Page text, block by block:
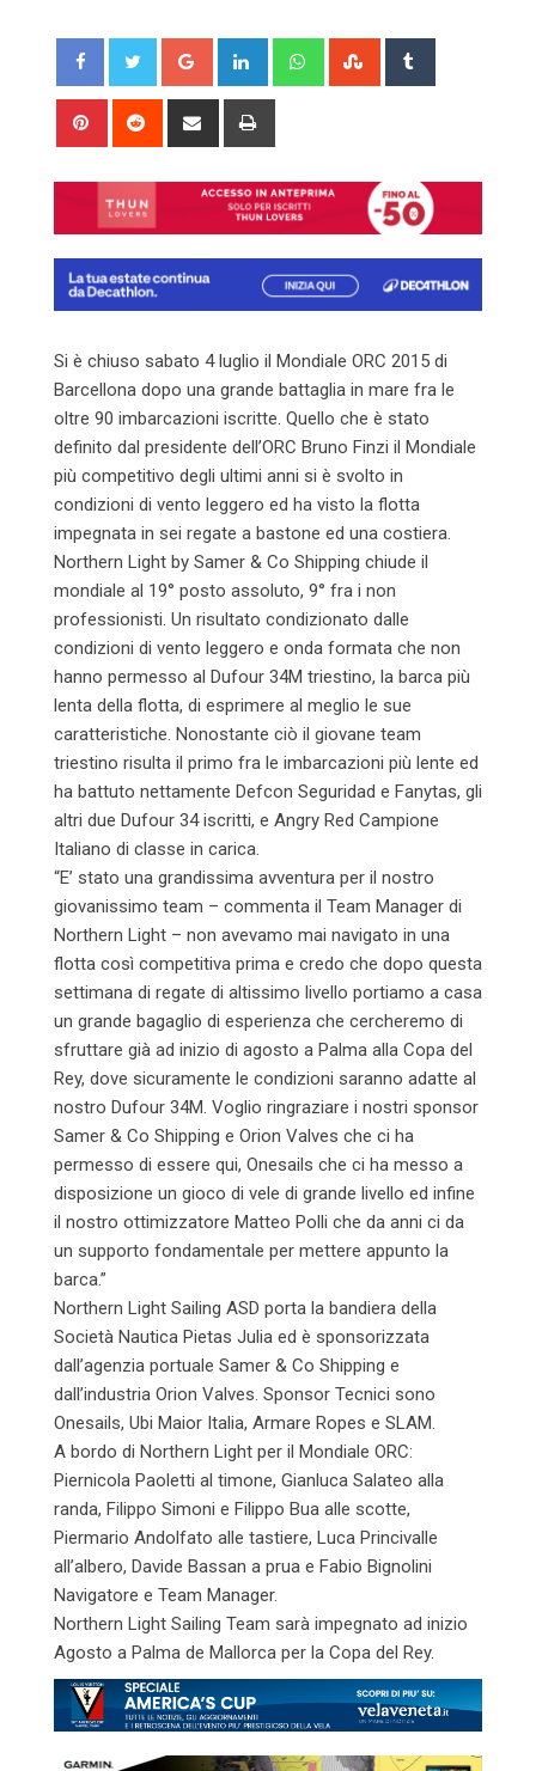
Google+ LinkedIn WhatsappStumbleUpon
Pinterest Reddit
Share
Si è chiuso sabato 4 luglio il Mondiale ORC 2015 di
Barcellona dopo una grande battaglia in mare fra le
oltre 90 imbarcazioni iscritte. Quello che è stato
definito dal presidente dell’ORC Bruno Finzi il Mondiale
più competitivo degli ultimi anni si è svolto in
condizioni di vento leggero ed ha visto la flotta
impegnata in sei regate a bastone ed una costiera.
Northern Light by Samer & Co Shipping chiude il
mondiale al 19° posto assoluto, 9° fra i non
professionisti. Un risultato condizionato dalle
condizioni di vento leggero e onda formata che non
hanno permesso al Dufour 34M triestino, la barca più
lenta della flotta, di esprimere al meglio le sue
caratteristiche. Nonostante ciò il giovane team
triestino risulta il primo fra le imbarcazioni più lente ed
ha battuto nettamente Defcon Seguridad e Fanytas, gli
altri due Dufour 34 iscritti, e Angry Red Campione
Italiano di classe in carica.
“E’ stato una grandissima avventura per il nostro
giovanissimo team – commenta il Team Manager di
Northern Light – non avevamo mai navigato in una
flotta così competitiva prima e credo che dopo questa
settimana di regate di altissimo livello portiamo a casa
un grande bagaglio di esperienza che cercheremo di
sfruttare già ad inizio di agosto a Palma alla Copa del
Rey, dove sicuramente le condizioni saranno adatte al
nostro Dufour 34M. Voglio ringraziare i nostri sponsor
Samer & Co Shipping e Orion Valves che ci ha
permesso di essere qui, Onesails che ci ha messo a
disposizione un gioco di vele di grande livello ed infine
il nostro ottimizzatore Matteo Polli che da anni ci da
un supporto fondamentale per mettere appunto la
barca.”
Northern Light Sailing ASD porta la bandiera della
Società Nautica Pietas Julia ed è sponsorizzata
dall’agenzia portuale Samer & Co Shipping e
dall’industria Orion Valves. Sponsor Tecnici sono
Onesails, Ubi Maior Italia, Armare Ropes e SLAM.
A bordo di Northern Light per il Mondiale ORC:
Piernicola Paoletti al timone, Gianluca Salateo alla
randa, Filippo Simoni e Filippo Bua alle scotte,
Piermario Andolfato alle tastiere, Luca Princivalle
all’albero, Davide Bassan a prua e Fabio Bignolini
Navigatore e Team Manager.
Northern Light Sailing Team sarà impegnato ad inizio
Agosto a Palma de Mallorca per la Copa del Rey.